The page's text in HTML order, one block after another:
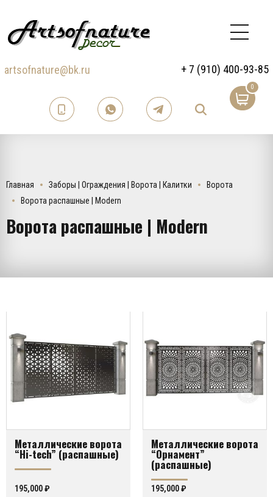
artsofnature@bk.ru + 7 (910) 400-93-85
0
Главная Заборы | Ограждения | Ворота | Калитки
Ворота
Ворота распашные | Modern
Ворота распашные | Modern
Металлические ворота
“Hi-tech” (распашные)
195,000₽
Металлические ворота
“Орнамент”
(распашные)
195,000₽